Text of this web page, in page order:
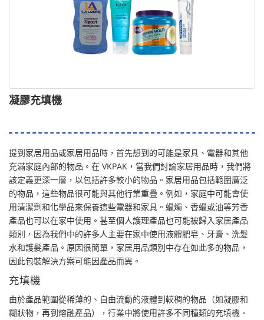
凝膠充填機
提到家居用品或家居用品時，首先想到的可能是家具、電器和其他
充滿家庭內部的物品。在 VKPAK，當我們討論家居用品時，我們將
該定義更深一層，以包括許多較小的物品。家居用品包括範圍廣泛
的物品，這些物品很可能與其他行業重疊。例如，家庭中可能會使
用清潔劑和化學品來保養這些電器和家具。蠟燭、香蠟或油等芳香
產品也可以在家中使用。甚至個人護理產品也可能被歸入家居產品
類別，因為我們中的許多人主要在家中使用液體肥皂、牙膏、洗髮
水和護髮產品。原因很簡單，家居用品類別中存在如此多的物品，
因此包裝解決方案可能因產品而異。
充填機
由於產品範圍從稀薄的、自由流動的液體到較稠的物品（如凝膠和
糊狀物，再到熔融產品），行業中將使用許多不同種類的充填機。